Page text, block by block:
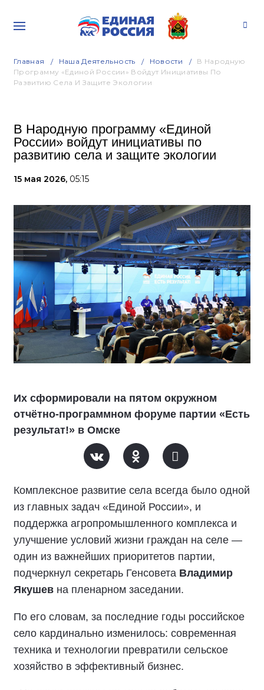
Главная Наша Деятельность Новости
В Народную
Программу «Единой России» Войдут Инициативы По
Развитию Села И Защите Экологии
В Народную программу «Единой
России» войдут инициативы по
развитию села и защите экологии
15 мая 2026, 05:15
Их сформировали на пятом окружном
отчётно-программном форуме партии «Есть
результат!» в Омске
Комплексное развитие села всегда было одной
из главных задач «Единой России», и
поддержка агропромышленного комплекса и
улучшение условий жизни граждан на селе —
один из важнейших приоритетов партии,
подчеркнул секретарь Генсовета Владимир
Якушев на пленарном заседании.
По его словам, за последние годы российское
село кардинально изменилось: современная
техника и технологии превратили сельское
хозяйство в эффективный бизнес.